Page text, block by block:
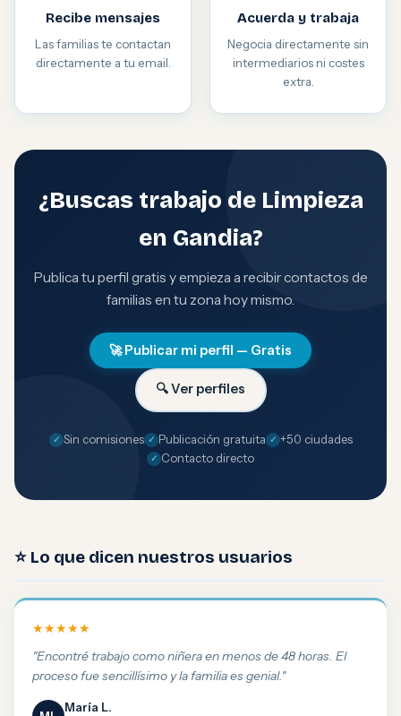
Recibe mensajes
Las familias te contactan
directamente a tu email.
Acuerda y trabaja
Negocia directamente sin
intermediarios ni costes
extra.
¿Buscas trabajo de Limpieza
en Gandia?
Publica tu perfil gratis y empieza a recibir contactos de
familias en tu zona hoy mismo.
🚀 Publicar mi perfil — Gratis
🔍 Ver perfiles
Sin comisiones Publicación gratuita
+50 ciudades
Contacto directo
⭐ Lo que dicen nuestros usuarios
★★★★★
"Encontré trabajo como niñera en menos de 48 horas. El
proceso fue sencillísimo y la familia es genial."
María L.